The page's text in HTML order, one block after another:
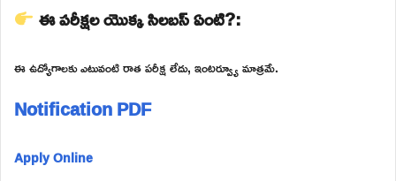
ఈ పరీక్షల యొక్క సిలబస్ ఏంటి?:
ఈ ఉద్యోగాలకు ఎటువంటి రాత పరీక్ష లేదు, ఇంటర్వ్యూ మాత్రమే.
Notification PDF
Apply Online